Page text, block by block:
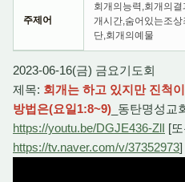
주제어
회개의능력,회개의
개시간,숨어있는조
단,회개의예물
2023-06-16(금) 금요기도회
제목: 회개는 하고 있지만 진척
방법은(요일1:8~9) _동탄명성교
https://youtu.be/DGJE436-ZlI [
https://tv.naver.com/v/37352973]